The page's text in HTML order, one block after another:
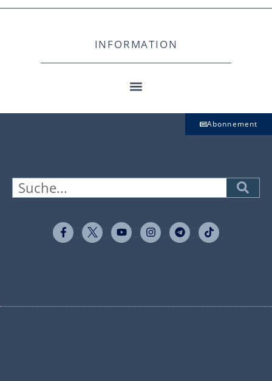
INFORMATION
Abonnement